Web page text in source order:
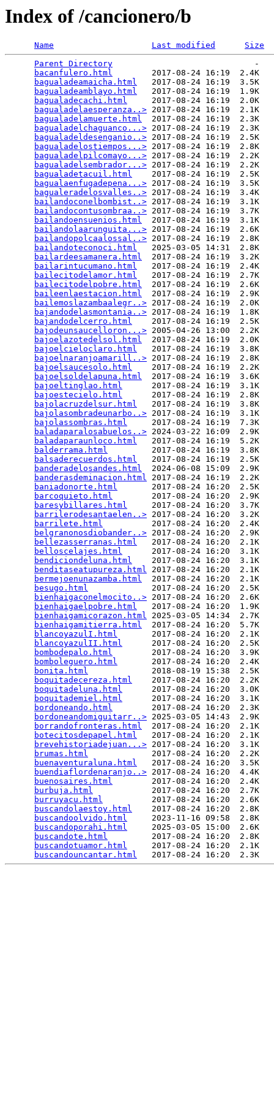
Index of /cancionero/b
Name Last modified
Size
Parent Directory
                             -
bacanfulero.html
        2017-08-24 16:19  2.4K
bagualadeamaicha.html
   2017-08-24 16:19  3.5K
bagualadeamblayo.html
   2017-08-24 16:19  1.9K
bagualadecachi.html
     2017-08-24 16:19  2.0K
bagualadelaesperanza..> 2017-08-24 16:19  2.1K
bagualadelamuerte.html
  2017-08-24 16:19  2.3K
bagualadelchaguanco...> 2017-08-24 16:19  2.3K
bagualadeldesenganio..> 2017-08-24 16:19  2.5K
bagualadelostiempos...> 2017-08-24 16:19  2.8K
bagualadelpilcomayo...> 2017-08-24 16:19  2.2K
bagualadelsembrador...> 2017-08-24 16:19  2.2K
bagualadetacuil.html
    2017-08-24 16:19  2.5K
bagualaenfugadepena...> 2017-08-24 16:19  3.5K
bagualeradelosvalles..> 2017-08-24 16:19  3.4K
bailandoconelbombist..> 2017-08-24 16:19  3.1K
bailandocontusombraa..> 2017-08-24 16:19  3.7K
bailandoensuenios.html
  2017-08-24 16:19  3.1K
bailandolaarunguita...> 2017-08-24 16:19  2.6K
bailandopolcaalossal..> 2017-08-24 16:19  2.8K
bailandoteconoci.html
   2025-03-05 14:31  2.8K
bailardeesamanera.html
  2017-08-24 16:19  3.2K
bailarintucumano.html
   2017-08-24 16:19  2.4K
bailecitodelamor.html
   2017-08-24 16:19  2.7K
bailecitodelpobre.html
  2017-08-24 16:19  2.6K
baileenlaestacion.html
  2017-08-24 16:19  2.9K
bailemoslazambaalegr..> 2017-08-24 16:19  2.0K
bajandodelasmontania..> 2017-08-24 16:19  1.8K
bajandodelcerro.html
    2017-08-24 16:19  2.5K
bajodeunsaucelloron...> 2005-04-26 13:00  2.2K
bajoelazotedelsol.html
  2017-08-24 16:19  2.0K
bajoelcieloclaro.html
   2017-08-24 16:19  3.8K
bajoelnaranjoamarill..> 2017-08-24 16:19  2.8K
bajoelsaucesolo.html
    2017-08-24 16:19  2.2K
bajoelsoldelapuna.html
  2017-08-24 16:19  3.6K
bajoeltinglao.html
      2017-08-24 16:19  3.1K
bajoestecielo.html
      2017-08-24 16:19  2.8K
bajolacruzdelsur.html
   2017-08-24 16:19  3.8K
bajolasombradeunarbo..> 2017-08-24 16:19  3.1K
bajolassombras.html
     2017-08-24 16:19  7.3K
baladaparalosabuelos..> 2024-03-22 16:09  2.9K
baladaparaunloco.html
   2017-08-24 16:19  5.2K
balderrama.html
         2017-08-24 16:19  3.8K
balsaderecuerdos.html
   2017-08-24 16:19  2.5K
banderadelosandes.html
  2024-06-08 15:09  2.9K
banderasdeminacion.html 2017-08-24 16:19  2.2K
baniadonorte.html
       2017-08-24 16:20  2.5K
barcoquieto.html
        2017-08-24 16:20  2.9K
baresybillares.html
     2017-08-24 16:20  3.7K
barrilerodesantaelen..> 2017-08-24 16:20  3.2K
barrilete.html
          2017-08-24 16:20  2.4K
belgranonosdiobander..> 2017-08-24 16:20  2.9K
bellezasserranas.html
   2017-08-24 16:20  2.1K
belloscelajes.html
      2017-08-24 16:20  3.1K
bendiciondeluna.html
    2017-08-24 16:20  3.1K
benditaseatupureza.html 2017-08-24 16:20  2.1K
bermejoenunazamba.html
  2017-08-24 16:20  2.1K
besugo.html
             2017-08-24 16:20  2.5K
bienhaigaconelmocito..> 2017-08-24 16:20  2.6K
bienhaigaelpobre.html
   2017-08-24 16:20  1.9K
bienhaigamicorazon.html 2025-03-05 14:34  2.7K
bienhaigamitierra.html
  2017-08-24 16:20  5.7K
blancoyazulI.html
       2017-08-24 16:20  2.1K
blancoyazulII.html
      2017-08-24 16:20  2.5K
bombodepalo.html
        2017-08-24 16:20  3.9K
bomboleguero.html
       2017-08-24 16:20  2.4K
bonita.html
             2018-08-19 15:38  2.5K
boquitadecereza.html
    2017-08-24 16:20  2.2K
boquitadeluna.html
      2017-08-24 16:20  3.0K
boquitademiel.html
      2017-08-24 16:20  3.1K
bordoneando.html
        2017-08-24 16:20  2.3K
bordoneandomiguitarr..> 2025-03-05 14:43  2.9K
borrandofronteras.html
  2017-08-24 16:20  2.1K
botecitosdepapel.html
   2017-08-24 16:20  2.1K
brevehistoriadejuan...> 2017-08-24 16:20  3.1K
brumas.html
             2017-08-24 16:20  2.2K
buenaventuraluna.html
   2017-08-24 16:20  3.5K
buendiaflordenaranjo..> 2017-08-24 16:20  4.4K
buenosaires.html
        2017-08-24 16:20  2.4K
burbuja.html
            2017-08-24 16:20  2.7K
burruyacu.html
          2017-08-24 16:20  2.6K
buscandolaestoy.html
    2017-08-24 16:20  2.8K
buscandoolvido.html
     2023-11-16 09:58  2.8K
buscandoporahi.html
     2025-03-05 15:00  2.6K
buscandote.html
         2017-08-24 16:20  2.8K
buscandotuamor.html
     2017-08-24 16:20  2.1K
buscandouncantar.html